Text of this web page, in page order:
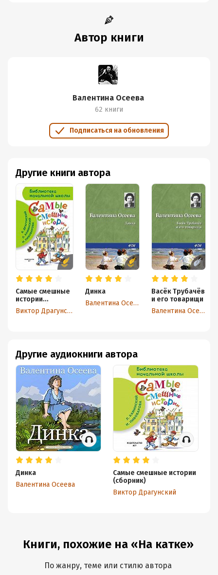
Автор книги
Валентина Осеева
62 книги
Подписаться на обновления
Другие книги автора
Самые смешные
истории
(сборник)
Виктор Драгунский
Динка
Валентина Осеева
Васёк Трубачёв
и его товарищи
Валентина Осеева
Другие аудиокниги автора
Динка
Валентина Осеева
Самые смешные истории
(сборник)
Виктор Драгунский
Книги, похожие на «На катке»
По жанру, теме или стилю автора